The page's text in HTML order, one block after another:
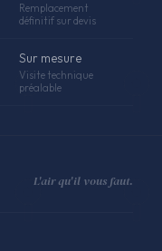
Remplacement
définitif sur devis
Sur mesure
Visite technique
préalable
L'air qu'il vous faut.